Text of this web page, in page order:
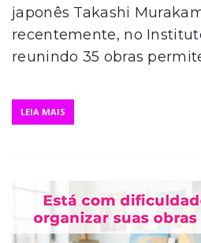
japonês Takashi
recentemente, no
reunindo 35 obras
LEIA MAIS